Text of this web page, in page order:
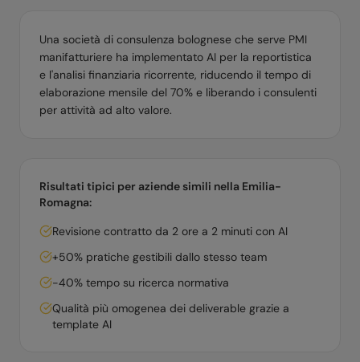
Una società di consulenza bolognese che serve PMI
manifatturiere ha implementato AI per la reportistica
e l'analisi finanziaria ricorrente, riducendo il tempo di
elaborazione mensile del 70% e liberando i consulenti
per attività ad alto valore.
Risultati tipici per aziende simili nella Emilia-
Romagna:
Revisione contratto da 2 ore a 2 minuti con AI
+50% pratiche gestibili dallo stesso team
-40% tempo su ricerca normativa
Qualità più omogenea dei deliverable grazie a
template AI